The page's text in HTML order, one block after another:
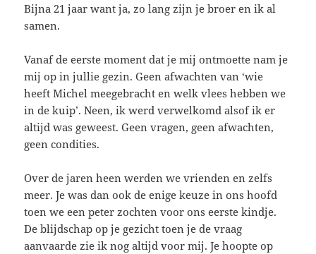
Bijna 21 jaar want ja, zo lang zijn je broer en ik al
samen.
Vanaf de eerste moment dat je mij ontmoette nam je
mij op in jullie gezin. Geen afwachten van ‘wie
heeft Michel meegebracht en welk vlees hebben we
in de kuip’. Neen, ik werd verwelkomd alsof ik er
altijd was geweest. Geen vragen, geen afwachten,
geen condities.
Over de jaren heen werden we vrienden en zelfs
meer. Je was dan ook de enige keuze in ons hoofd
toen we een peter zochten voor ons eerste kindje.
De blijdschap op je gezicht toen je de vraag
aanvaarde zie ik nog altijd voor mij. Je hoopte op